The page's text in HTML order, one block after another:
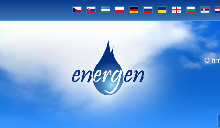
CS SK UZ PL DE RU UA GE BG SRB
Energen
O